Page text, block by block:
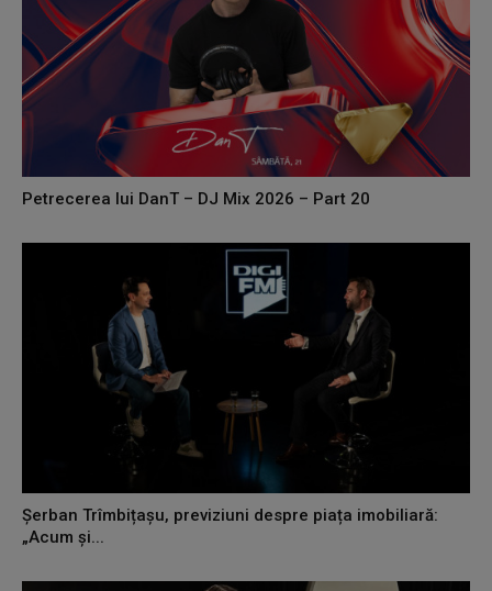
Petrecerea lui DanT – DJ Mix 2026 – Part 20
Șerban Trîmbițașu, previziuni despre piața imobiliară:
„Acum și...